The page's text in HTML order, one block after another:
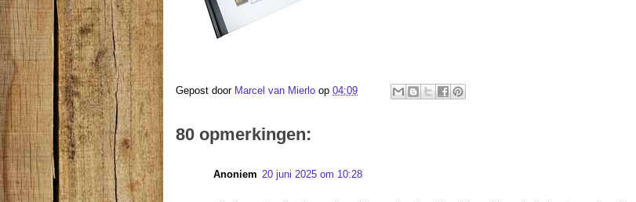
Gepost door Marcel van Mierlo op 04:09
80 opmerkingen:
Anoniem 20 juni 2025 om 10:28